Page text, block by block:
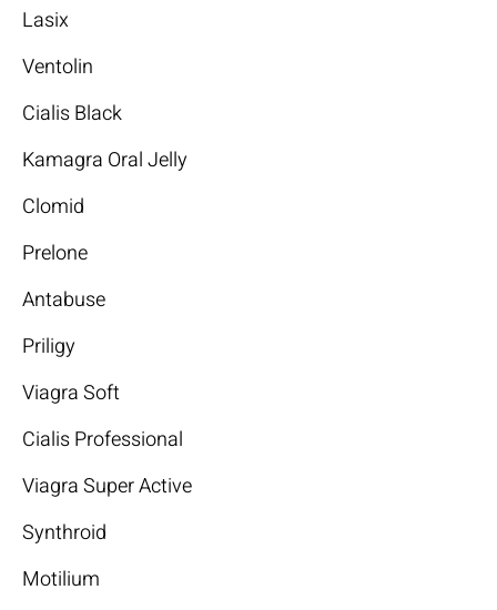
Lasix
Ventolin
Cialis Black
Kamagra Oral Jelly
Clomid
Prelone
Antabuse
Priligy
Viagra Soft
Cialis Professional
Viagra Super Active
Synthroid
Motilium